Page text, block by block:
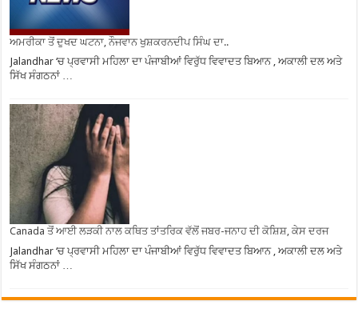
ਅਮਰੀਕਾ ਤੋਂ ਦੁਖਦ ਘਟਨਾ, ਨੌਜਵਾਨ ਖੁਸ਼ਕਰਨਦੀਪ ਸਿੰਘ ਦਾ..
Jalandhar ‘ਚ ਪ੍ਰਵਾਸੀ ਮਹਿਲਾ ਦਾ ਪੰਜਾਬੀਆਂ ਵਿਰੁੱਧ ਵਿਵਾਦਤ ਬਿਆਨ , ਅਕਾਲੀ ਦਲ ਅਤੇ
ਸਿੱਖ ਸੰਗਠਨਾਂ …
Canada ਤੋਂ ਆਈ ਲੜਕੀ ਨਾਲ ਕਥਿਤ ਤਾਂਤਰਿਕ ਵੱਲੋਂ ਜਬਰ-ਜਨਾਹ ਦੀ ਕੋਸ਼ਿਸ਼, ਕੇਸ ਦਰਜ
Jalandhar ‘ਚ ਪ੍ਰਵਾਸੀ ਮਹਿਲਾ ਦਾ ਪੰਜਾਬੀਆਂ ਵਿਰੁੱਧ ਵਿਵਾਦਤ ਬਿਆਨ , ਅਕਾਲੀ ਦਲ ਅਤੇ
ਸਿੱਖ ਸੰਗਠਨਾਂ …